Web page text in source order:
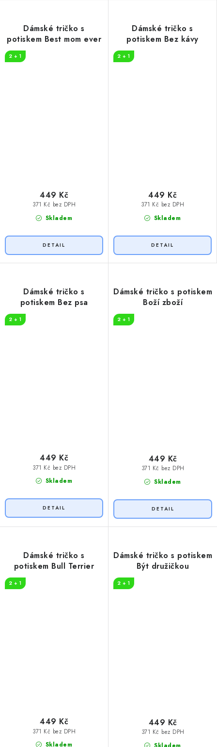
Dámské tričko s
potiskem Best mom ever
2 + 1
Skladem
371 Kč bez DPH
449 Kč
Dámské tričko s
potiskem Bez kávy
2 + 1
Skladem
371 Kč bez DPH
449 Kč
Dámské tričko s
potiskem Bez psa
2 + 1
Skladem
371 Kč bez DPH
449 Kč
Dámské tričko s potiskem
Boží zboží
2 + 1
Skladem
371 Kč bez DPH
449 Kč
Dámské tričko s
potiskem Bull Terrier
2 + 1
Skladem
371 Kč bez DPH
449 Kč
Dámské tričko s potiskem
Být družičkou
2 + 1
371 Kč bez DPH
449 Kč